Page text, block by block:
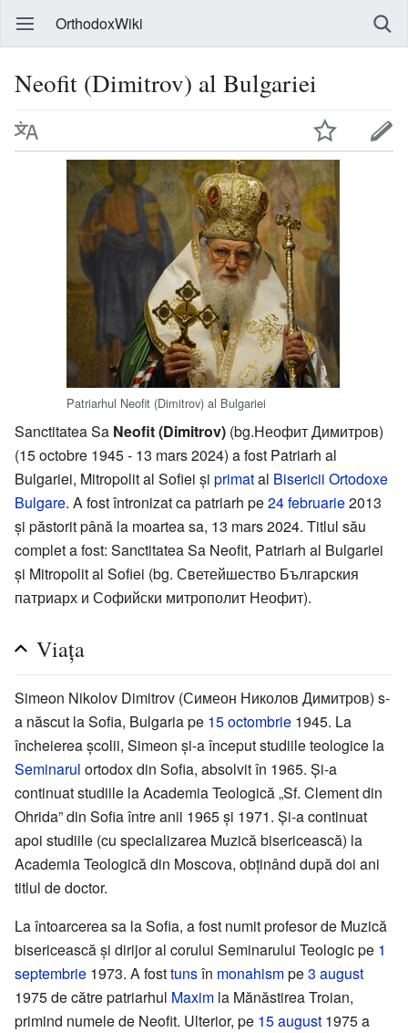
OrthodoxWiki
Neofit (Dimitrov) al Bulgariei
Patriarhul Neofit (Dimitrov) al Bulgariei
Sanctitatea Sa Neofit (Dimitrov) (bg.Неофит Димитров)
(15 octobre 1945 - 13 mars 2024) a fost Patriarh al
Bulgariei, Mitropolit al Sofiei și primatal Bisericii Ortodoxe
Bulgare. A fost întronizat ca patriarh pe24 februarie2013
și păstorit până la moartea sa, 13 mars 2024. Titlul său
complet a fost: Sanctitatea Sa Neofit, Patriarh al Bulgariei
și Mitropolit al Sofiei (bg. Светейшество Българския
патриарх и Софийски митрополит Неофит).
Viața
Simeon Nikolov Dimitrov (Симеон Николов Димитров) s-
a născut la Sofia, Bulgaria pe 15 octombrie 1945. La
încheierea școlii, Simeon și-a început studiile teologice la
Seminarul ortodox din Sofia, absolvit în 1965. Și-a
continuat studiile la Academia Teologică „Sf. Clement din
Ohrida” din Sofia între anii 1965 și 1971. Și-a continuat
apoi studiile (cu specializarea Muzică bisericească) la
Academia Teologică din Moscova, obținând după doi ani
titlul de doctor.
La întoarcerea sa la Sofia, a fost numit profesor de Muzică
bisericească și dirijor al corului Seminarului Teologic pe 1
septembrie 1973. A fosttunsîn monahismpe3 august
1975 de către patriarhul Maxim la Mănăstirea Troian,
primind numele de Neofit. Ulterior, pe 15 august 1975 a